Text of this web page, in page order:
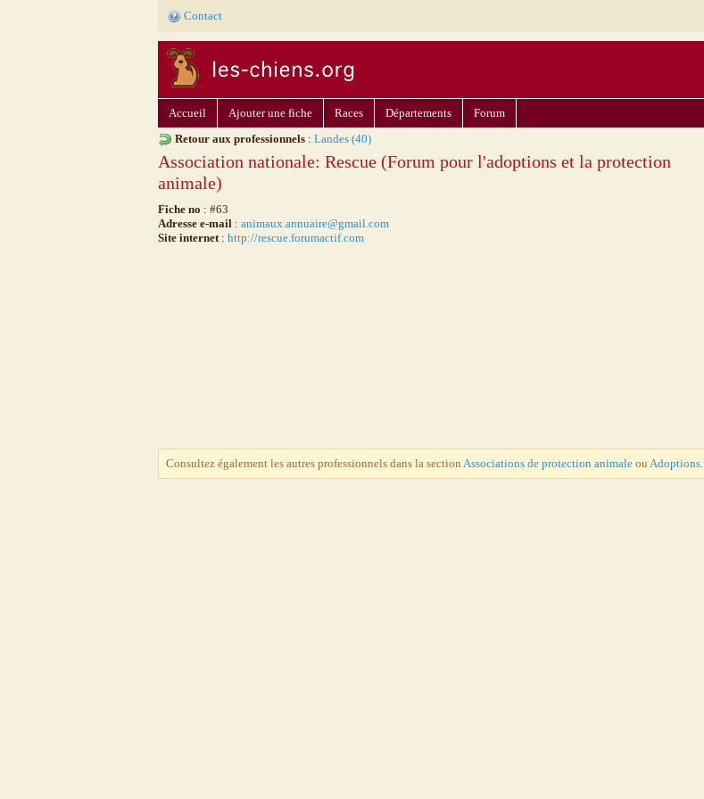
Contact
Accueil Ajouter une fiche Races Départements
Forum
Retour aux professionnels : Landes (40)
Association nationale: Rescue (Forum pour l'adoptions et la protection
animale)
Fiche no : #63
Adresse e-mail : animaux.annuaire@gmail.com
Site internet: http://rescue.forumactif.com
Consultez également les autres professionnels dans la section Associations de protection animale ou Adoptions.